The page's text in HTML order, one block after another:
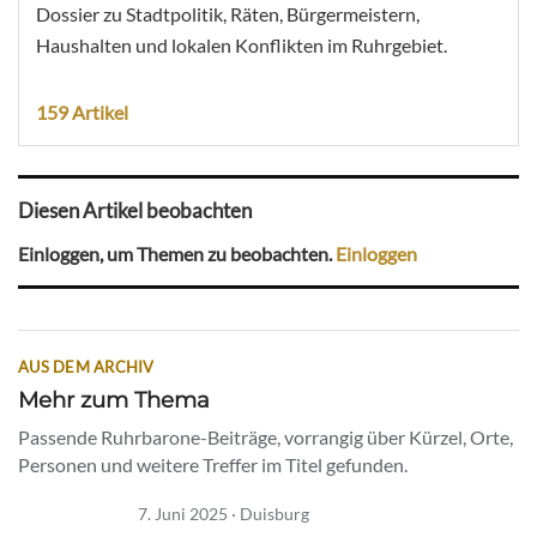
Dossier zu Stadtpolitik, Räten, Bürgermeistern,
Haushalten und lokalen Konflikten im Ruhrgebiet.
159 Artikel
Diesen Artikel beobachten
Einloggen, um Themen zu beobachten. Einloggen
AUS DEM ARCHIV
Mehr zum Thema
Passende Ruhrbarone-Beiträge, vorrangig über Kürzel, Orte,
Personen und weitere Treffer im Titel gefunden.
7. Juni 2025 · Duisburg